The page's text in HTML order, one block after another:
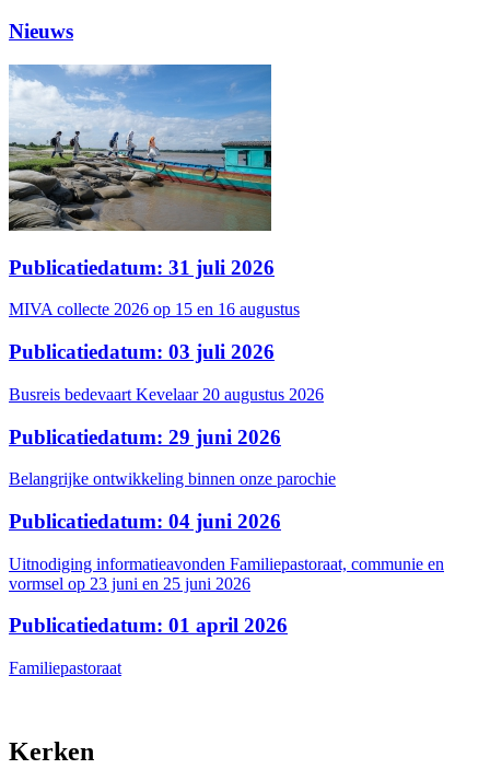
Nieuws
Publicatiedatum: 31 juli 2026
MIVA collecte 2026 op 15 en 16 augustus
Publicatiedatum: 03 juli 2026
Busreis bedevaart Kevelaar 20 augustus 2026
Publicatiedatum: 29 juni 2026
Belangrijke ontwikkeling binnen onze parochie
Publicatiedatum: 04 juni 2026
Uitnodiging informatieavonden Familiepastoraat, communie en
vormsel op 23 juni en 25 juni 2026
Publicatiedatum: 01 april 2026
Familiepastoraat
Kerken